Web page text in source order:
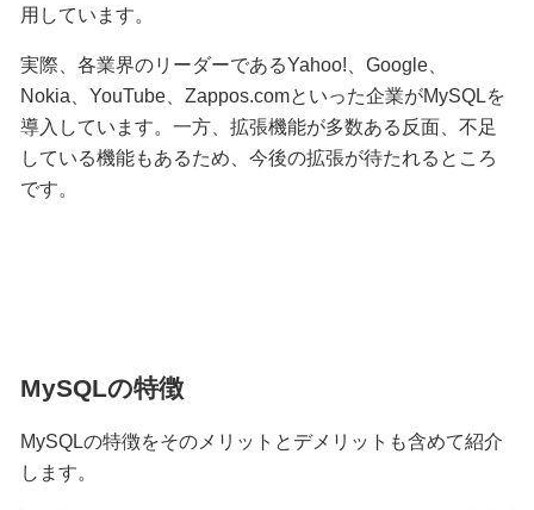
用しています。
実際、各業界のリーダーであるYahoo!、Google、
Nokia、YouTube、Zappos.comといった企業がMySQLを
導入しています。一方、拡張機能が多数ある反面、不足
している機能もあるため、今後の拡張が待たれるところ
です。
MySQLの特徴
MySQLの特徴をそのメリットとデメリットも含めて紹介
します。